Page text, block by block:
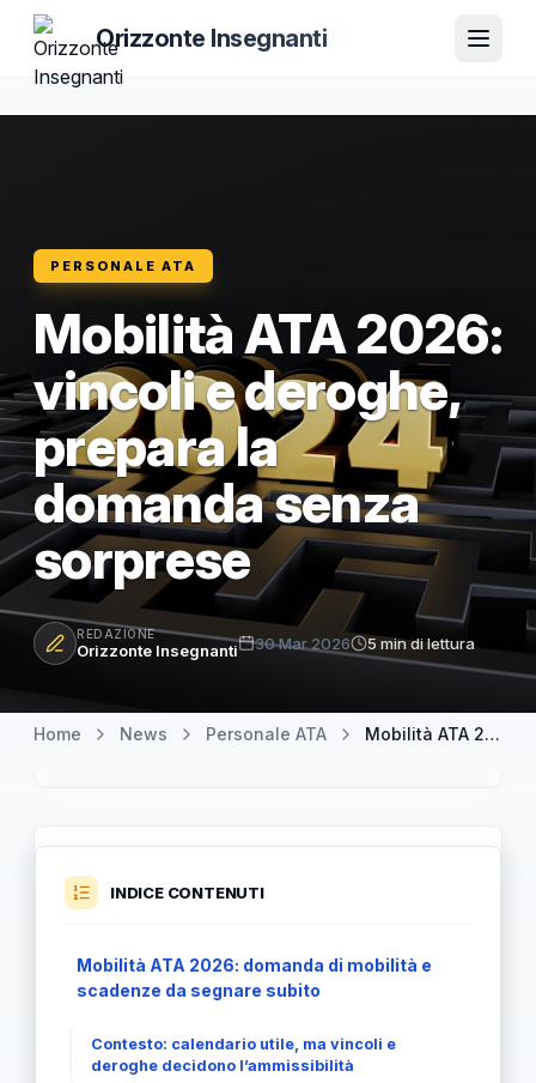
Orizzonte Insegnanti
PERSONALE ATA
Mobilità ATA 2026:
vincoli e deroghe,
prepara la
domanda senza
sorprese
REDAZIONE
Orizzonte Insegnanti 30 Mar 2026 5 min di lettura
Home News Personale ATA Mobilità ATA 2026: vincoli e deroghe, prepara la domanda senza sorprese
INDICE CONTENUTI
Mobilità ATA 2026: domanda di mobilità e
scadenze da segnare subito
Contesto: calendario utile, ma vincoli e
deroghe decidono l’ammissibilità